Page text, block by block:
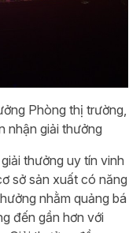
Phòng thị trường,
nhận giải thưởng
thưởng uy tín vinh
sở sản xuất có năng
nhằm quảng bá
đến gần hơn với